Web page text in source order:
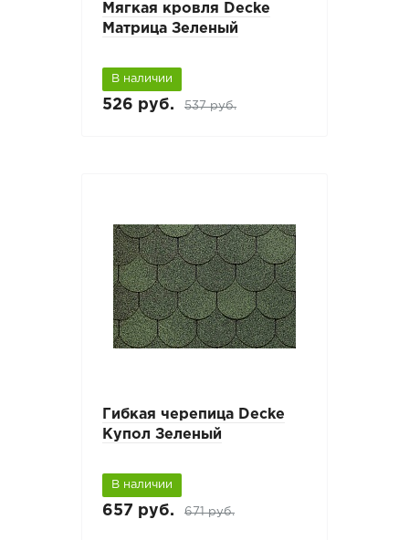
Мягкая кровля Decke
Матрица Зеленый
В наличии
526 руб. 537 руб.
Гибкая черепица Decke
Купол Зеленый
В наличии
657 руб. 671 руб.